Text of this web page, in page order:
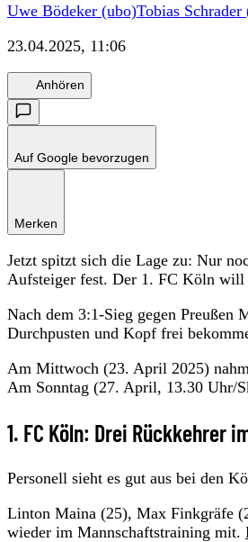
Uwe Bödeker (ubo)Tobias Schrader
23.04.2025, 11:06
Anhören
Auf Google bevorzugen
Merken
Jetzt spitzt sich die Lage zu: Nur
Aufsteiger fest. Der 1. FC Köln will
Nach dem 3:1-Sieg gegen Preußen
Durchpusten und Kopf frei
Am Mittwoch (23. April 2025)
Am Sonntag (27. April, 13.30 Uhr/
1. FC Köln: Drei Rückkehrer
Personell sieht es gut aus bei den
Linton Maina (25), Max Finkgräfe
wieder im Mannschaftstraining mit.